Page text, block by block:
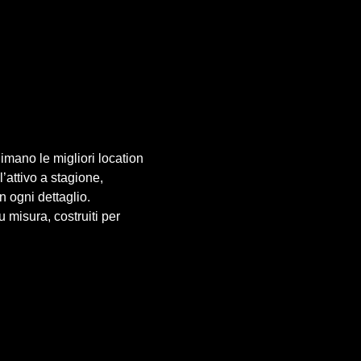
le migliori location
a stagione,
ogni dettaglio.
misura, costruiti per